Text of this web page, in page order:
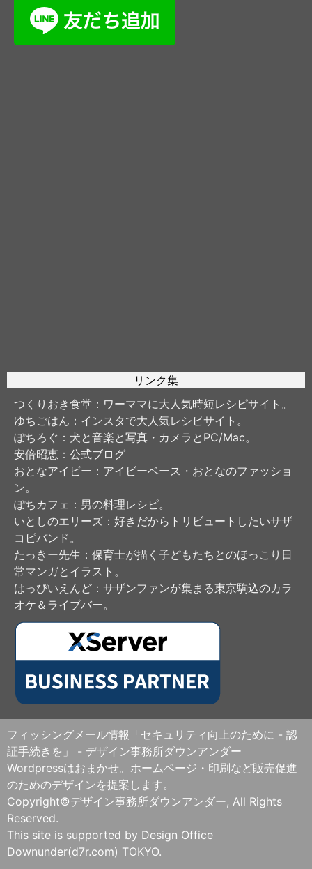
リンク集
つくりおき食堂 ：ワーママに大人気時短レシピサイト。
ゆちごはん ：インスタで大人気レシピサイト。
ぽちろぐ ：犬と音楽と写真・カメラとPC/Mac。
安倍昭恵 ：公式ブログ
おとなアイビー ：アイビーベース・おとなのファッショ
ン。
ぽちカフェ ：男の料理レシピ。
いとしのエリーズ ：好きだからトリビュートしたいサザ
コピバンド。
たっきー先生 ：保育士が描く子どもたちとのほっこり日
常マンガとイラスト。
はっぴいえんど ：サザンファンが集まる東京駒込のカラ
オケ＆ライブバー。
フィッシングメール情報「セキュリティ向上のために - 認
証手続きを」 - デザイン事務所ダウンアンダー
Wordpressはおまかせ。ホームページ・印刷など販売促進
のためのデザインを提案します。
Copyright©デザイン事務所ダウンアンダー, All Rights
Reserved.
This site is supported by Design Office
Downunder(d7r.com) TOKYO.